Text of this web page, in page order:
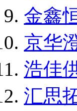
金鑫
京华
浩佳
汇思